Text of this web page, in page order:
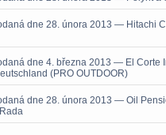
dne 28. února 2013 — Hitachi
dne 4. března 2013 — El Corte
(PRO OUTDOOR)
dne 28. února 2013 — Oil